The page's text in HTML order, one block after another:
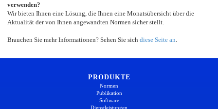
verwenden?
Wir bieten Ihnen eine Lösung, die Ihnen eine Monatsübersicht über die
Aktualität der von Ihnen angewandten Normen sicher stellt.
Brauchen Sie mehr Informationen? Sehen Sie sich diese Seite an
PRODUKTE
Normen
Publikation
Software
Dienstleistungen